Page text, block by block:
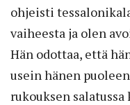
ohjeisti
vaiheesta ja olen
Hän odottaa, että
usein hänen
rukouksen